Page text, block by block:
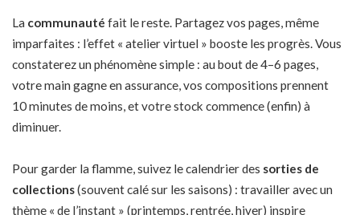
La communauté fait le reste. Partagez vos pages, même
imparfaites : l’effet « atelier virtuel » booste les progrès. Vous
constaterez un phénomène simple : au bout de 4–6 pages,
votre main gagne en assurance, vos compositions prennent
10 minutes de moins, et votre stock commence (enfin) à
diminuer.
Pour garder la flamme, suivez le calendrier des sorties de
collections(souvent calé sur les saisons) : travailler avec un
thème « de l’instant » (printemps, rentrée, hiver) inspire